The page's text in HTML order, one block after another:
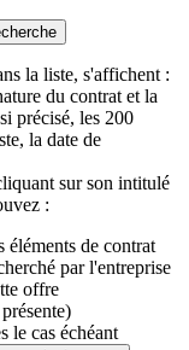
la liste, s'affichent :
du contrat et la
précisé, les 200
la date de
sur son intitulé
:
éléments de contrat
par l'entreprise
offre
le cas échéant